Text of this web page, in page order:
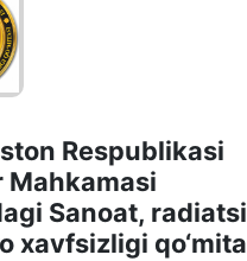
Respublikasi
Mahkamasi
Sanoat,
xavfsizligi